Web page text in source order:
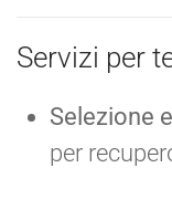
Servizi per
Selezione
per